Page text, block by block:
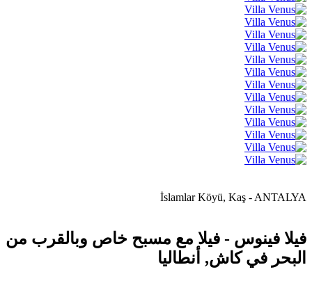
İslamlar Köyü, Kaş - ANTALYA
فيلا فينوس - فيلا مع مسبح خاص وبالقرب من
البحر في كاش, أنطاليا